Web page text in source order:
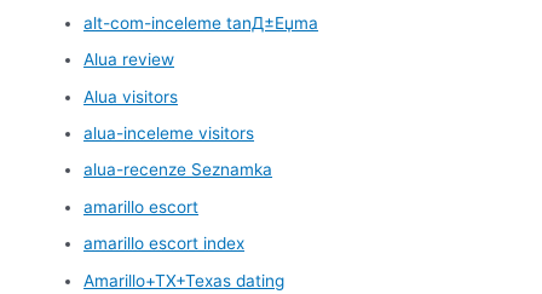
alt-com-inceleme tanД±Еџma
Alua review
Alua visitors
alua-inceleme visitors
alua-recenze Seznamka
amarillo escort
amarillo escort index
Amarillo+TX+Texas dating